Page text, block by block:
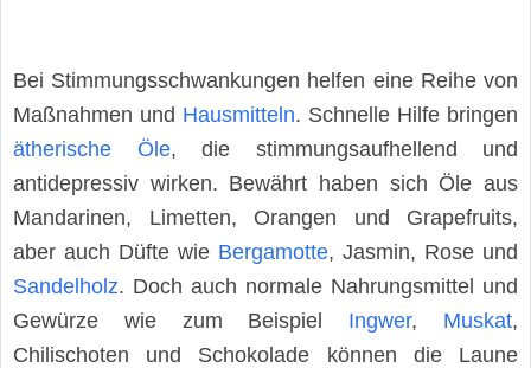
Bei Stimmungsschwankungen helfen eine Reihe von
Maßnahmen und Hausmitteln. Schnelle Hilfe bringen
ätherische Öle, die stimmungsaufhellend und
antidepressiv wirken. Bewährt haben sich Öle aus
Mandarinen, Limetten, Orangen und Grapefruits,
aber auch Düfte wie Bergamotte, Jasmin, Rose und
Sandelholz. Doch auch normale Nahrungsmittel und
Gewürze wie zum Beispiel Ingwer, Muskat,
Chilischoten und Schokolade können die Laune